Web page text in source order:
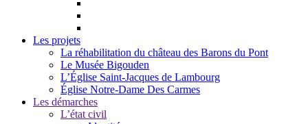
Les projets
La réhabilitation du château des Barons du Pont
Le Musée Bigouden
L’Église Saint-Jacques de Lambourg
Église Notre-Dame Des Carmes
Les démarches
L’état civil